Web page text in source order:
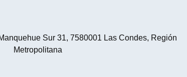
Sur 31, 7580001 Las Condes, Región
Metropolitana